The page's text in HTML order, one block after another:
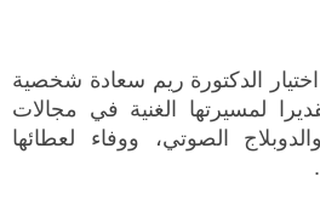
الدكتورة ريم سعادة شخصية
لمسيرتها الغنية في مجالات
الصوتي، ووفاء لعطائها